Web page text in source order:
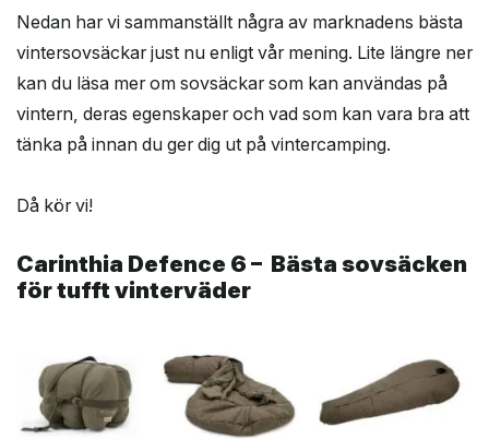
Nedan har vi sammanställt några av marknadens bästa
vintersovsäckar just nu enligt vår mening. Lite längre ner
kan du läsa mer om sovsäckar som kan användas på
vintern, deras egenskaper och vad som kan vara bra att
tänka på innan du ger dig ut på vintercamping.
Då kör vi!
Carinthia Defence 6 – Bästa sovsäcken
för tufft vinterväder